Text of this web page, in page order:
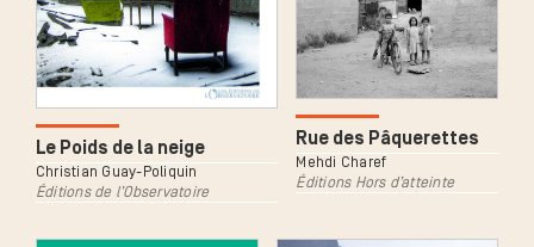
Le Poids de la neige
Christian Guay-Poliquin
Éditions de l’Observatoire
Rue des Pâquerettes
Mehdi Charef
Éditions Hors d’atteinte